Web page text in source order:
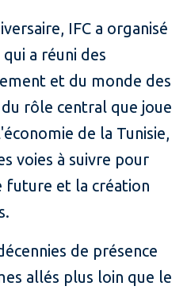
IFC a organisé
a réuni des
et du monde des
rôle central que joue
de la Tunisie,
voies à suivre pour
future et la création
de présence
allés plus loin que le